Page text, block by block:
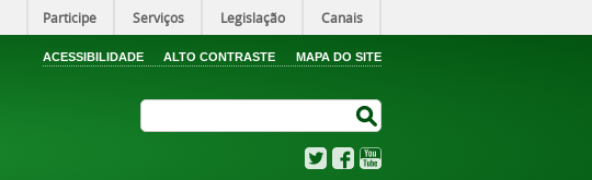
Participe Serviços Legislação Canais
ACESSIBILIDADE ALTO CONTRASTE MAPA DO SITE
TwitterFacebook